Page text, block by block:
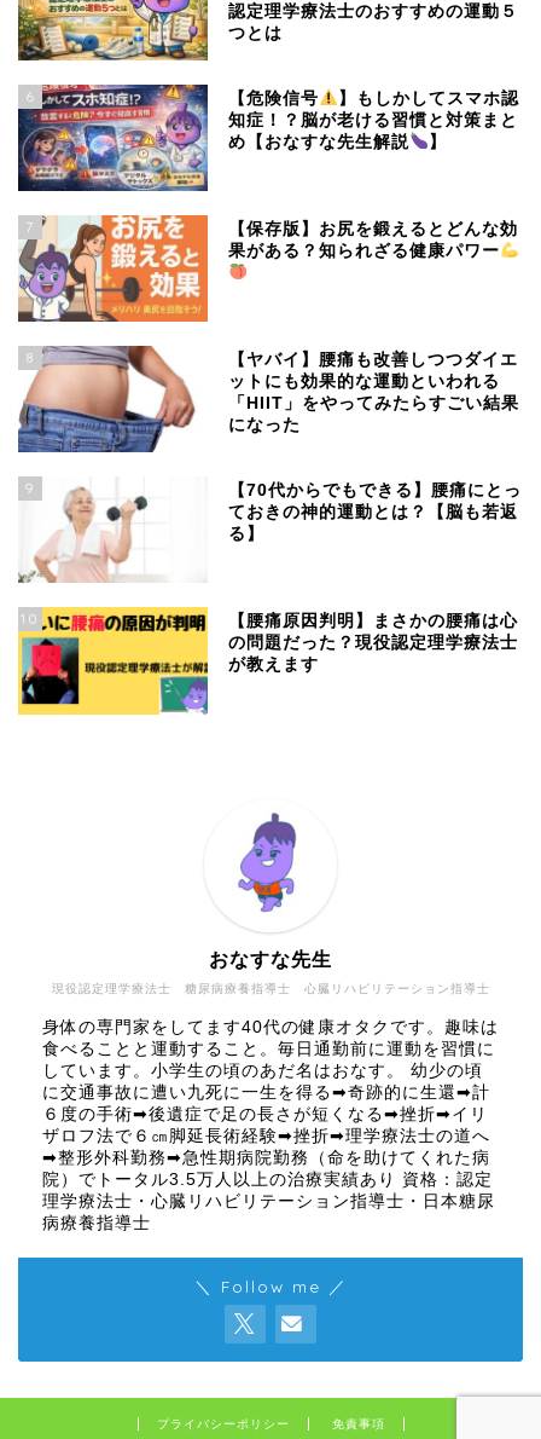
認定理学療法士のおすすめの運動５
つとは
6 【危険信号
】もしかしてスマホ認
知症！？脳が老ける習慣と対策まと
め【おなすな先生解説
】
7
【保存版】お尻を鍛えるとどんな効
果がある？知られざる健康パワー
8
【ヤバイ】腰痛も改善しつつダイエ
ットにも効果的な運動といわれる
「HIIT」をやってみたらすごい結果
になった
9
【70代からでもできる】腰痛にとっ
ておきの神的運動とは？【脳も若返
る】
10
【腰痛原因判明】まさかの腰痛は心
の問題だった？現役認定理学療法士
が教えます
現役認定理学療法士 糖尿病療養指導士 心臓リハビリテーション指導士
おなすな先生
身体の専門家をしてます40代の健康オタクです。趣味は
食べることと運動すること。毎日通勤前に運動を習慣に
しています。小学生の頃のあだ名はおなす。 幼少の頃
に交通事故に遭い九死に一生を得る➡奇跡的に生還➡計
６度の手術➡後遺症で足の長さが短くなる➡挫折➡イリ
ザロフ法で６㎝脚延長術経験➡挫折➡理学療法士の道へ
➡整形外科勤務➡急性期病院勤務（命を助けてくれた病
院）でトータル3.5万人以上の治療実績あり 資格：認定
理学療法士・心臓リハビリテーション指導士・日本糖尿
病療養指導士
＼ Follow me ／
プライバシーポリシー 免責事項